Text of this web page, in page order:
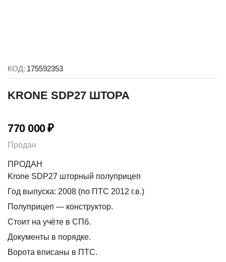
КОД: 175592353
KRONE SDP27 ШТОРА
770 000₽
Продан
ПРОДАН
Krone SDP27 шторный полуприцеп
Год выпуска: 2008 (по ПТС 2012 г.в.)
Полуприцеп — конструктор.
Стоит на учёте в СПб.
Документы в порядке.
Ворота вписаны в ПТС.